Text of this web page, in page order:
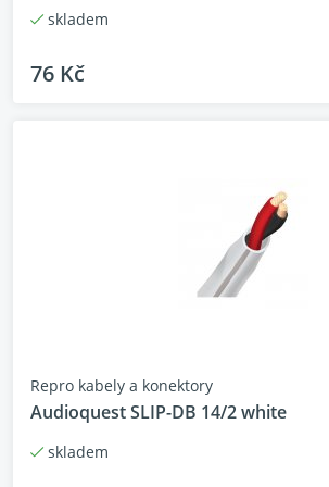
Magnetické mřížky umožňují
charakteru – od ohromujícího
eleganci.
basový reproduktor s Faradayovými
Frekvenční odezva 50-25 kHz +/- 3 dB
Citlivost 96 dB @ 2,83 V / 1 m
skladem
76 Kč
Repro kabely a konektory
Audioquest SLIP-DB 14/2 white
skladem